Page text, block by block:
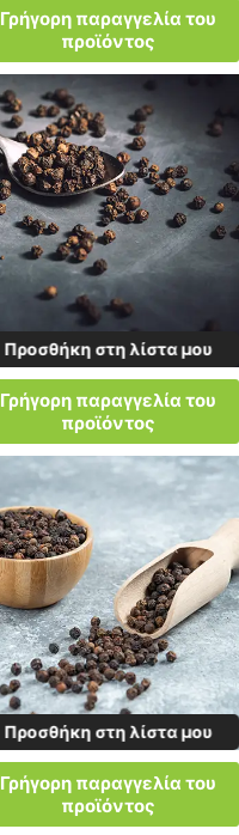
Γρήγορη παραγγελία του
προϊόντος
Προσθήκη στη λίστα μου
Γρήγορη παραγγελία του
προϊόντος
Προσθήκη στη λίστα μου
Γρήγορη παραγγελία του
προϊόντος